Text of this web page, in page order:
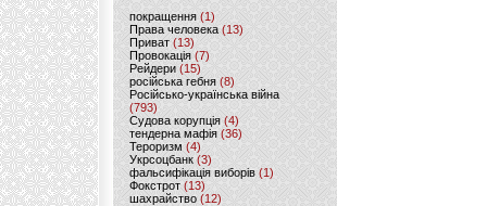
покращення (1)
Права человека(13)
Приват (13)
Провокація (7)
Рейдери (15)
російська гебня (8)
Російсько-українська війна
(793)
Судова корупція (4)
тендерна мафія (36)
Тероризм (4)
Укрсоцбанк (3)
фальсифікація виборів (1)
Фокстрот(13)
шахрайство (12)